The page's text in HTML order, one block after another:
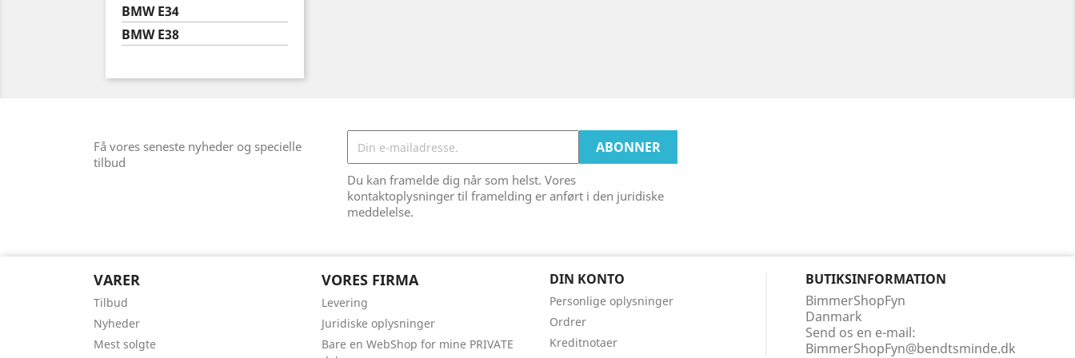
BMW E34
BMW E38
Få vores seneste nyheder og specielle
tilbud
Du kan framelde dig når som helst. Vores
kontaktoplysninger til framelding er anført i den juridiske
meddelelse.
VARER
Tilbud
Nyheder
Mest solgte
VORES FIRMA
Levering
Juridiske oplysninger
Bare en WebShop for mine PRIVATE
DIN KONTO
Personlige oplysninger
Ordrer
Kreditnotaer
BUTIKSINFORMATION
BimmerShopFyn
Danmark
Send os en e-mail:
BimmerShopFyn@bendtsminde.dk